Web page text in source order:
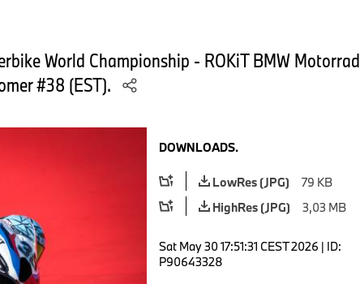
World Championship - ROKiT BMW Motorrad
#38 (EST).
DOWNLOADS.
LowRes (JPG)
79 KB
HighRes (JPG)
3,03 MB
Sat May 30 17:51:31 CEST 2026 | ID:
P90643328